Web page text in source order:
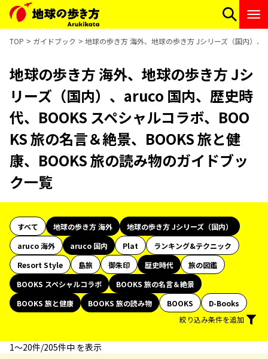
TOP ガイドブック 地球の歩き方 海外、地球の歩き方 Jシリーズ（国内）
地球の歩き方 海外、地球の歩き方 Jシ
リーズ（国内）、aruco 国内、歴史時
代、BOOKS スペシャルコラボ、BOO
KS 旅の名言＆絶景、BOOKS 旅と健
康、BOOKS 旅の読み物のガイドブッ
ク一覧
すべて 地球の歩き方 海外
地球の歩き方 Jシリーズ（国内）
aruco 海外
aruco 国内 Plat
ランキング&テクニック
Resort Style
島旅 御朱印 歴史時代
旅の図鑑
BOOKS スペシャルコラボ
BOOKS 旅の名言＆絶景
BOOKS 旅と健康
BOOKS 旅の読み物 BOOKS
D-Books
絞り込み条件を追加
1〜20件/205件中 を表示